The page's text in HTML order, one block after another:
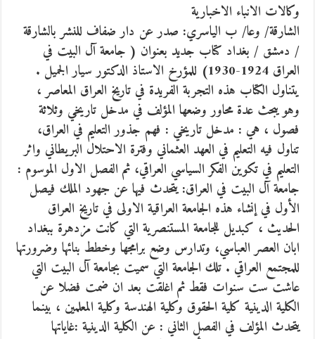
وكالات الانباء الاخبارية
الشارقة/ وعا/ ب الياسري: صدر عن دار ضفاف للنشر بالشارقة
/ دمشق / بغداد كتاب جديد بعنوان ( جامعة آل البيت في
العراق 1924-1930) للمؤرخ الاستاذ الدكتور سيار الجميل
.
يتناول الكتاب هذه التجربة الفريدة في تاريخ العراق المعاصر ،
وهو يبحث عدة محاور وضعها المؤلف في مدخل تاريخي وثلاثة
فصول ، هي : مدخل تاريخي : فهم جذور التعليم في العراق،
تناول فيه التعليم في العهد العثماني وفترة الاحتلال البريطاني واثر
التعليم في تكوين الفكر السياسي العراقي، ثم الفصل الاول الموسوم :
جامعة آل البيت في العراق: يتحدث فيها عن جهود الملك فيصل
الأول في إنشاء هذه الجامعة العراقية الاولى في تاريخ العراق
الحديث ، كبديل للجامعة المستنصرية التي كانت مزدهرة ببغداد
ابان العصر العباسي، وتدارس وضع برامجها وخطط بنائها وضرورتها
للمجتمع العراقي . تلك الجامعة التي سميت بجامعة آل البيت التي
عاشت ست سنوات فقط ثم اغلقت بعد ان ضمت فضلا عن
الكلية الدينية كلية الحقوق وكلية الهندسة وكلية المعلمين ، بينما
يتحدث المؤلف في الفصل الثاني : عن الكلية الدينية :غاياتها